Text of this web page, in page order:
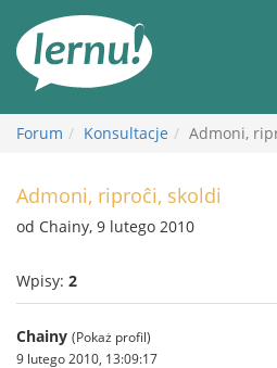
Forum Konsultacje Admoni,
Admoni, riproĉi, skoldi
od Chainy, 9 lutego 2010
Wpisy: 2
Chainy (Pokaż profil)
9 lutego 2010, 13:09:17